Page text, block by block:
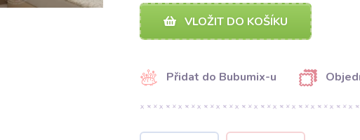
VLOŽIT DO KOŠÍKU
Přidat do Bubumix-u